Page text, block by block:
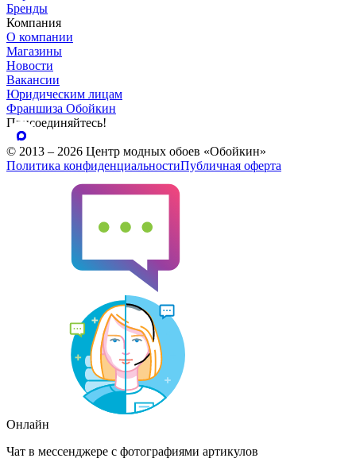
Бренды
Компания
О компании
Магазины
Новости
Вакансии
Юридическим лицам
Франшиза Обойкин
Присоединяйтесь!
© 2013 – 2026 Центр модных обоев «Обойкин»
Политика конфиденциальностиПубличная оферта
Онлайн
Чат в мессенджере с фотографиями артикулов